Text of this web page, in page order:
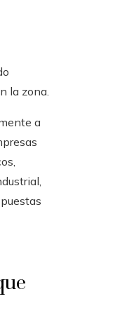
la zona.
a